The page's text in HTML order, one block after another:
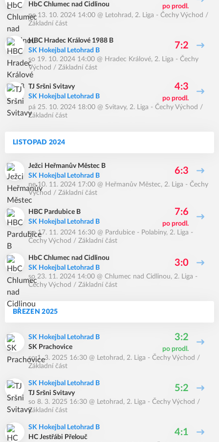
HbC Chlumec nad Cidlinou
po prodl.
ne 13. 10. 2024 14:00 @ Letohrad , 2. Liga - Čechy Východ /
Základní část
HBC Hradec Králové 1988 B
SK Hokejbal Letohrad B
7:2
so 19. 10. 2024 14:00 @ Hradec Králové, 2. Liga - Čechy
Východ / Základní část
TJ Sršni Svitavy
SK Hokejbal Letohrad B
4:3
po prodl.
pá 25. 10. 2024 18:00 @ Svitavy, 2. Liga - Čechy Východ /
Základní část
LISTOPAD 2024
Ježci Heřmanův Městec B
SK Hokejbal Letohrad B
6:3
ne 10. 11. 2024 17:00 @ Heřmanův Městec, 2. Liga - Čechy
Východ / Základní část
HBC Pardubice B
SK Hokejbal Letohrad B
7:6
po prodl.
ne 17. 11. 2024 16:30 @ Pardubice - Polabiny, 2. Liga -
Čechy Východ / Základní část
HbC Chlumec nad Cidlinou
SK Hokejbal Letohrad B
3:0
so 23. 11. 2024 14:00 @ Chlumec nad Cidlinou, 2. Liga -
Čechy Východ / Základní část
BŘEZEN 2025
SK Hokejbal Letohrad B
SK Prachovice
3:2
po prodl.
so 1. 3. 2025 16:30 @ Letohrad , 2. Liga - Čechy Východ /
Základní část
SK Hokejbal Letohrad B
TJ Sršni Svitavy
5:2
so 8. 3. 2025 16:30 @ Letohrad , 2. Liga - Čechy Východ /
Základní část
SK Hokejbal Letohrad B
HC Jestřábi Přelouč
4:1